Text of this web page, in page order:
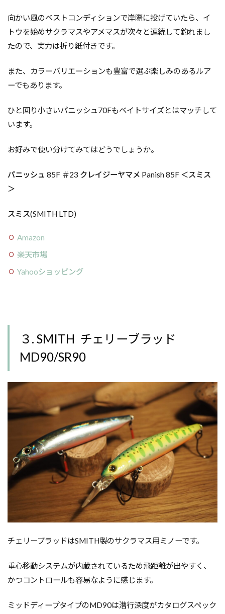
向かい風のベストコンディションで岸際に投げていたら、イ
トウを始めサクラマスやアメマスが次々と連続して釣れまし
たので、実力は折り紙付きです。
また、カラーバリエーションも豊富で選ぶ楽しみのあるルア
ーでもあります。
ひと回り小さいパニッシュ70Fもベイトサイズとはマッチして
います。
お好みで使い分けてみてはどうでしょうか。
パニッシュ 85F ＃23 クレイジーヤマメ Panish 85F ＜スミス
＞
スミス(SMITH LTD)
Amazon
楽天市場
Yahooショッピング
３. SMITH チェリーブラッド
MD90/SR90
チェリーブラッドはSMITH製のサクラマス用ミノーです。
重心移動システムが内蔵されているため飛距離が出やすく、
かつコントロールも容易なように感じます。
ミッドディープタイプのMD90は潜行深度がカタログスペック